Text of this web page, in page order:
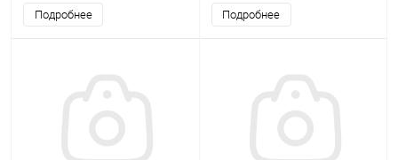
Подробнее Подробнее